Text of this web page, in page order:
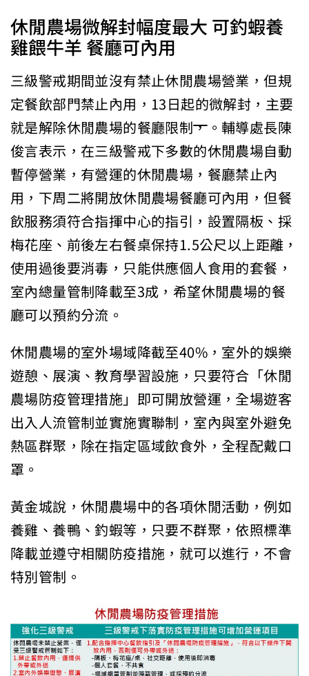
休閒農場微解封幅度最大 可釣蝦養
雞餵牛羊 餐廳可內用
三級警戒期間並沒有禁止休閒農場營業，但規
定餐飲部門禁止內用，13日起的微解封，主要
就是解除休閒農場的餐廳限制，。輔導處長陳
俊言表示，在三級警戒下多數的休閒農場自動
暫停營業，有營運的休閒農場，餐廳禁止內
用，下周二將開放休閒農場餐廳可內用，但餐
飲服務須符合指揮中心的指引，設置隔板、採
梅花座、前後左右餐桌保持1.5公尺以上距離，
使用過後要消毒，只能供應個人食用的套餐，
室內總量管制降載至3成，希望休閒農場的餐
廳可以預約分流。
休閒農場的室外場域降截至40%，室外的娛樂
遊憩、展演、教育學習設施，只要符合「休閒
農場防疫管理措施」即可開放營運，全場遊客
出入人流管制並實施實聯制，室內與室外避免
熱區群聚，除在指定區域飲食外，全程配戴口
罩。
黃金城說，休閒農場中的各項休閒活動，例如
養雞、養鴨、釣蝦等，只要不群聚，依照標準
降載並遵守相關防疫措施，就可以進行，不會
特別管制。